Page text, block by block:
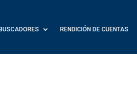
BUSCADORES RENDICIÓN DE CUENTAS